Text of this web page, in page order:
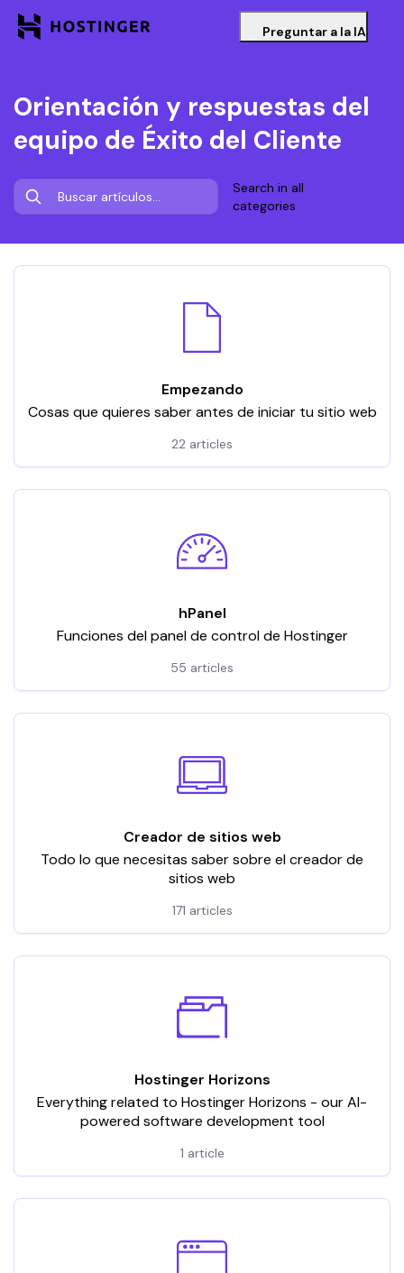
Preguntar a la IA
Orientación y respuestas del
equipo de Éxito del Cliente
Search in all
categories
Empezando
Cosas que quieres saber antes de iniciar tu sitio web
22 articles
hPanel
Funciones del panel de control de Hostinger
55 articles
Creador de sitios web
Todo lo que necesitas saber sobre el creador de
sitios web
171 articles
Hostinger Horizons
Everything related to Hostinger Horizons - our AI-
powered software development tool
1 article